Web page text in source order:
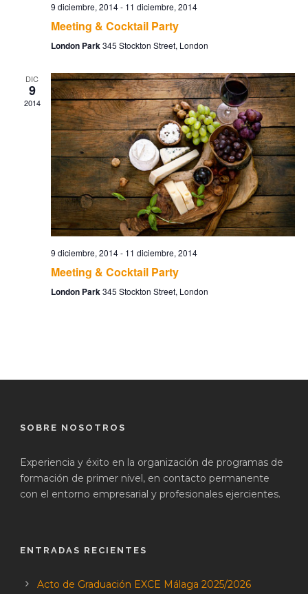
9 diciembre, 2014- 11 diciembre, 2014
Meeting & Cocktail Party
London Park345 Stockton Street, London
DIC
9
2014
9 diciembre, 2014- 11 diciembre, 2014
Meeting & Cocktail Party
London Park345 Stockton Street, London
SOBRE NOSOTROS
Experiencia y éxito en la organización de programas de
formación de primer nivel, en contacto permanente
con el entorno empresarial y profesionales ejercientes.
ENTRADAS RECIENTES
Acto de Graduación EXCE Málaga 2025/2026